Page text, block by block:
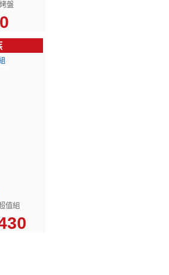
盤
值組